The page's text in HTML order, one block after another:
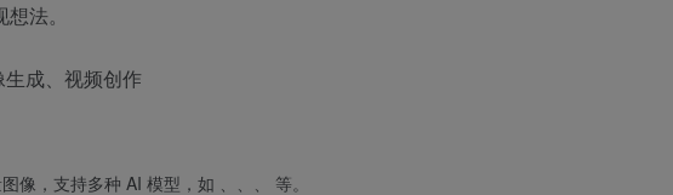
法。
像，支持多种 AI 模型，如 、、、 等。